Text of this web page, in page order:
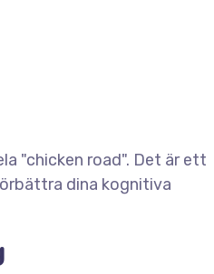
"chicken road". Det är ett
dina kognitiva